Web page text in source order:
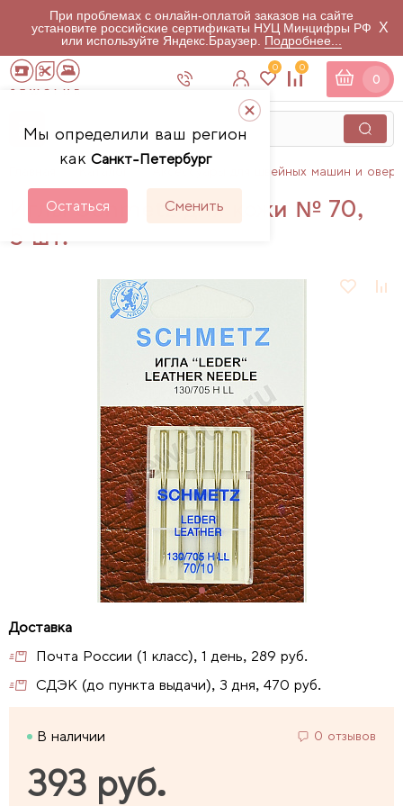
При проблемах с онлайн-оплатой заказов на сайте
установите российские сертификаты НУЦ Минцифры РФ
или используйте Яндекс.Браузер. Подробнее...
X
Мы определили ваш регион
как Санкт-Петербург
Остаться Сменить
0 0
0
Аксессуары для швейных машин и
Иглы Schmetz для кожи № 70,
5 шт.
Почта России (1 класс), 1 день, 289 руб.
СДЭК (до пункта выдачи), 3 дня, 470 руб.
В наличии 0 отзывов
393 руб.